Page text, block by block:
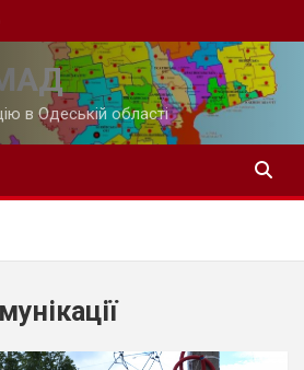
в Одеській області